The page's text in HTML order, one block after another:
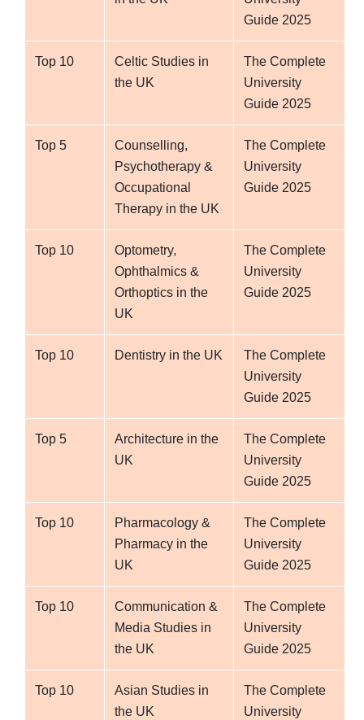
Pharmacy and Pharmaceutical Sciences
Psychology
College of Physical Sciences and Engineering
Chemistry
Computer Science and Informatics
Earth and Ocean Sciences
Engineering
Mathematics
Guide 2025
Top 10
Celtic Studies in
the UK
The Complete
University
Guide 2025
Top 5
Counselling,
Psychotherapy &
Occupational
Therapy in the UK
The Complete
University
Guide 2025
Top 10
Optometry,
Ophthalmics &
Orthoptics in the
UK
The Complete
University
Guide 2025
Top 10 Dentistry in the UK
The Complete
University
Guide 2025
Top 5
Architecture in the
UK
The Complete
University
Guide 2025
Top 10
Pharmacology &
Pharmacy in the
UK
The Complete
University
Guide 2025
Top 10
Communication &
Media Studies in
the UK
The Complete
University
Guide 2025
Top 10
Asian Studies in
the UK
The Complete
University